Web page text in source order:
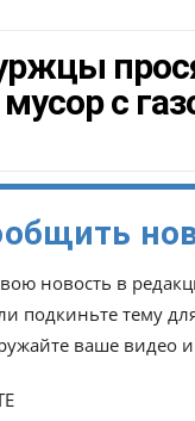
с
новость в
подкиньте тему
ваше видео